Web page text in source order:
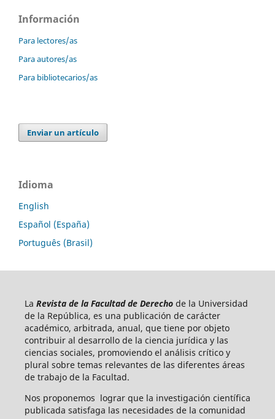
Información
Para lectores/as
Para autores/as
Para bibliotecarios/as
Enviar un artículo
Idioma
English
Español (España)
Português (Brasil)
La Revista de la Facultad de Derecho de la Universidad
de la República, es una publicación de carácter
académico, arbitrada, anual, que tiene por objeto
contribuir al desarrollo de la ciencia jurídica y las
ciencias sociales, promoviendo el análisis crítico y
plural sobre temas relevantes de las diferentes áreas
de trabajo de la Facultad.
Nos proponemos lograr que la investigación científica
publicada satisfaga las necesidades de la comunidad